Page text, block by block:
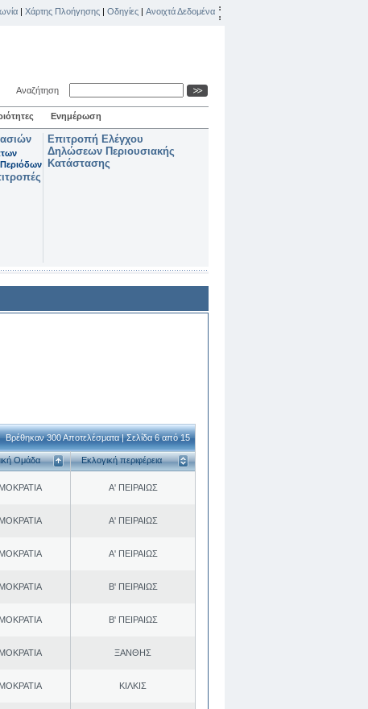
| Χάρτης Πλοήγησης | Οδηγίες | Ανοιχτά Δεδομένα
Αναζήτηση
Ενημέρωση
Επιτροπή Ελέγχου
Δηλώσεων Περιουσιακής
Κατάστασης
Βρέθηκαν 300 Αποτελέσματα | Σελίδα 6 από 15
Ομάδα Εκλογική περιφέρεια
Α' ΠΕΙΡΑΙΩΣ
Α' ΠΕΙΡΑΙΩΣ
Α' ΠΕΙΡΑΙΩΣ
Β' ΠΕΙΡΑΙΩΣ
Β' ΠΕΙΡΑΙΩΣ
ΞΑΝΘΗΣ
ΚΙΛΚΙΣ